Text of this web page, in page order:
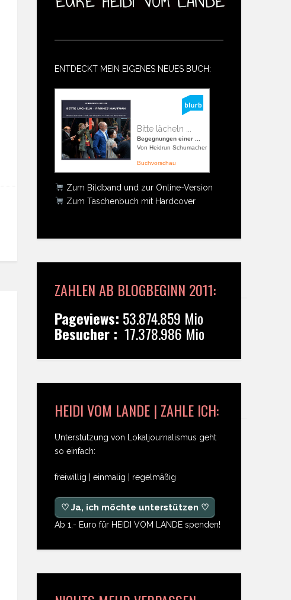
ENTDECKT MEIN EIGENES NEUES BUCH:
Bitte lächeln ...
Begegnungen einer ...
Von Heidrun Schumacher
Buchvorschau
Zum Bildband und zur Online-Version
Zum Taschenbuch mit Hardcover
ZAHLEN AB BLOGBEGINN 2011:
Pageviews: 53.874.859 Mio
Besucher : 17.378.986 Mio
HEIDI VOM LANDE | ZAHLE ICH:
Unterstützung von Lokaljournalismus geht
so einfach:
freiwillig | einmalig | regelmäßig
♡ Ja, ich möchte unterstützen ♡
Ab 1,- Euro für HEIDI VOM LANDE spenden!